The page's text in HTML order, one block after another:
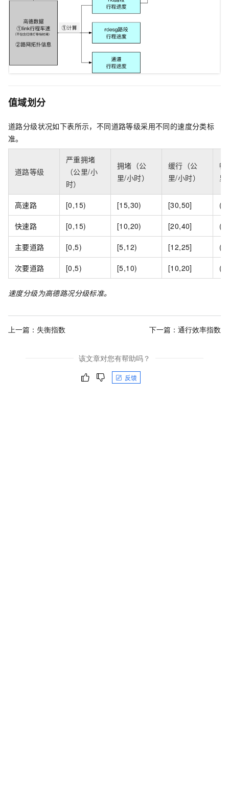
值域划分
道路分级状况如下表所示，不同道路等级采用不同的速度分类标
准。
道路等级
严重拥堵
（公里/小
时）
拥堵（公
里/小时）
缓行（公
里/小时）
畅
里
高速路 [0,15) [15,30) [30,50]
快速路 [0,15) [10,20) [20,40]
主要道路 [0,5) [5,12) [12,25]
次要道路 [0,5) [5,10) [10,20]
速度分级为高德路况分级标准。
上一篇： 失衡指数 下一篇： 通行效率指数
该文章对您有帮助吗？
反馈